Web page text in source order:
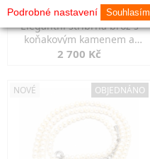
Elegantní stříbrná brož s
koňakovým kamenem a
markazity
2 700 Kč
NOVÉ OBJEDNÁNO
Podrobné nastavení Souhlasím